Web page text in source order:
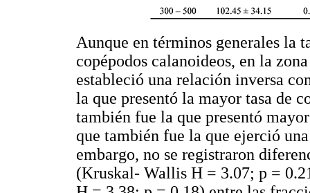
Aunque en términos generales la
copépodos calanoideos, en la
estableció una relación inversa
la que presentó la mayor tasa de
también fue la que presentó
que también fue la que ejerció
embargo, no se registraron
(Kruskal- Wallis H = 3.07; p =